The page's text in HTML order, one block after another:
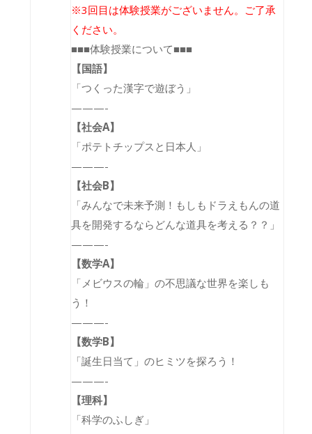
※3回目は体験授業がございません。ご了承
ください。
■■■体験授業について■■■
【国語】
「つくった漢字で遊ぼう 」
———-
【社会A】
「ポテトチップスと日本人 」
———-
【社会B】
「みんなで未来予測！もしもドラえもんの道
具を開発するならどんな道具を考える？？ 」
———-
【数学A】
「メビウスの輪」の不思議な世界を楽しも
う！
———-
【数学B】
「誕生日当て」のヒミツを探ろう！
———-
【理科】
「科学のふしぎ」